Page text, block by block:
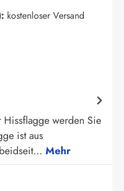
kostenloser Versand
werden Sie
ist aus
Mehr